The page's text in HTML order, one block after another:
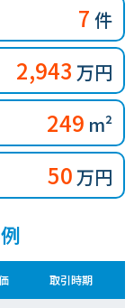
7 件
2,943 万円
249 m²
50 万円
取引時期